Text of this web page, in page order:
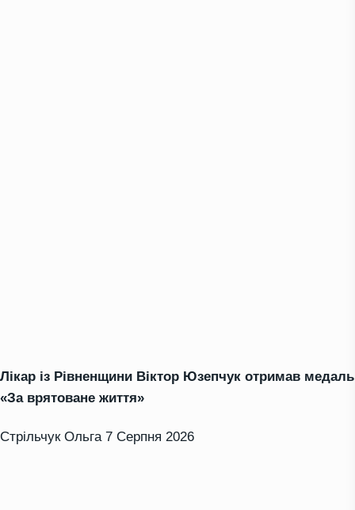
Лікар із Рівненщини Віктор Юзепчук отримав медаль
«За врятоване життя»
Стрільчук Ольга 7 Серпня 2026